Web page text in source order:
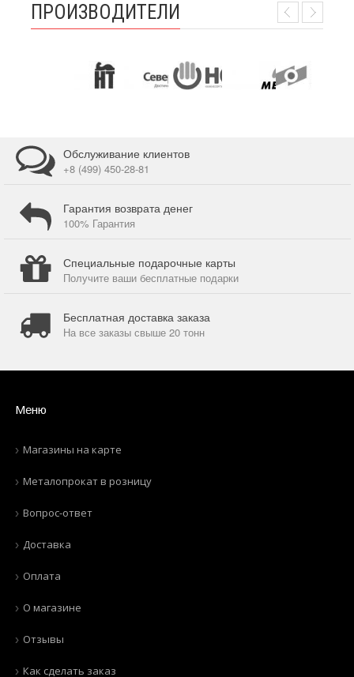
ПРОИЗВОДИТЕЛИ
Обслуживание клиентов
+8 (499) 450-28-81
Гарантия возврата денег
100% Гарантия
Специальные подарочные карты
Получите ваши бесплатные подарки
Бесплатная доставка заказа
На все заказы свыше 20 тонн
Меню
Магазины на карте
Металопрокат в розницу
Вопрос-ответ
Доставка
Оплата
О магазине
Отзывы
Как сделать заказ